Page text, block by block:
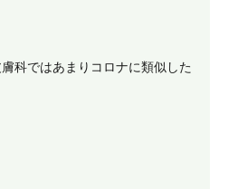
科ではあまりコロナに類似した